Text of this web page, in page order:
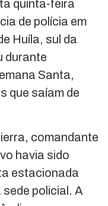
quinta-feira
de polícia em
Huíla, sul da
durante
Santa,
que saíam de
comandante
havia sido
estacionada
sede policial. A